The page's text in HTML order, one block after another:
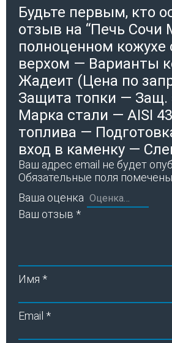
Будьте первым, кто
отзыв на “Печь Сочи
полноценном
верхом — Варианты
Жадеит (Цена по
Защита топки — Защ.
Марка стали — AISI
топлива —
вход в каменку —
Ваш адрес email не будет
Обязательные поля помечены
Ваша оценка
Ваш отзыв *
Имя *
Email *